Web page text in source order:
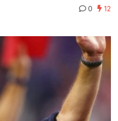
0 12